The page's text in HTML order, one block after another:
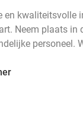
en kwaliteitsvolle
Neem plaats
personeel.